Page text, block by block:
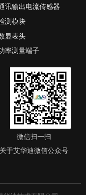
微信扫一扫
关于艾华迪微信公众号
讯输出电流传感器
测模块
显表头
率测量端子